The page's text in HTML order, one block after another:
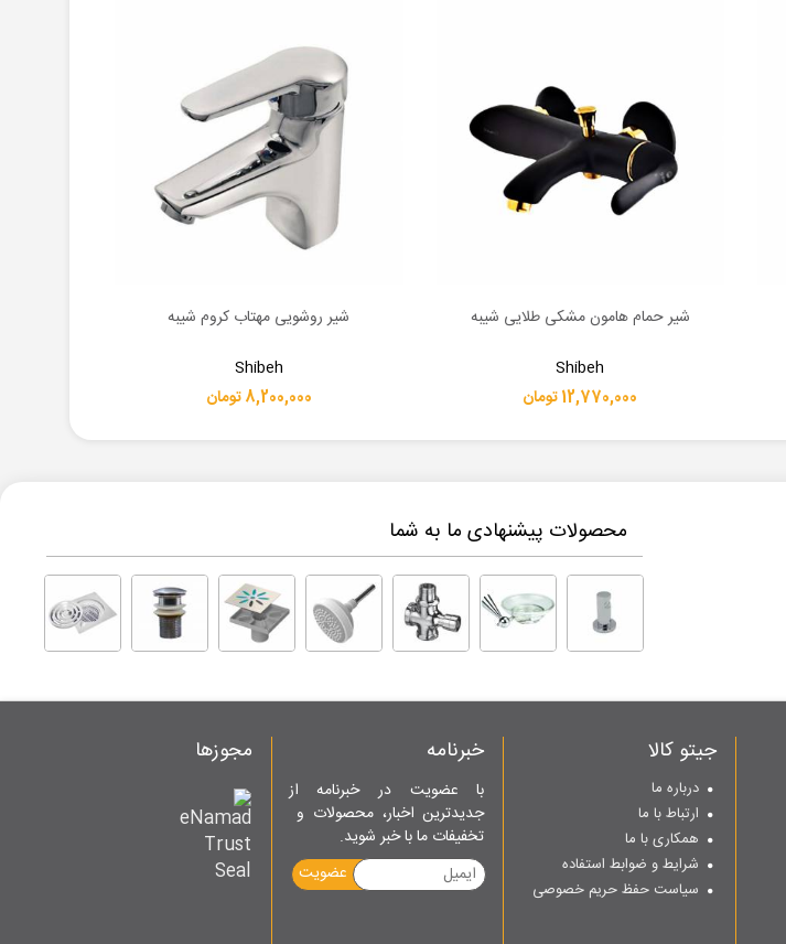
اطلاعات بیشتر
شیر حمام هامون مشکی طلایی شیبه
Shibeh
12,770,000 تومان
اطلاعات بیشتر
شیر روشویی مهتاب کروم شیبه
Shibeh
8,200,000 تومان
محصولات پیشنهادی ما به شما
جیتو کالا
درباره ما
ارتباط با ما
همکاری با ما
شرایط و ضوابط استفاده
سیاست حفظ حریم خصوصی
خبرنامه
با عضویت در خبرنامه از
جدیدترین اخبار، محصولات و
تخفیفات ما با خبر شوید.
عضویت
مجوزها